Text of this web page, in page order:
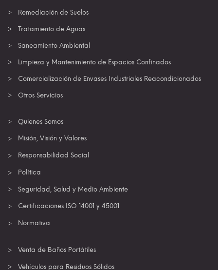
Remediación de Suelos
Tratamiento de Aguas
Saneamiento Ambiental
Limpieza y Mantenimiento de Espacios Confinados
Comercialización de Envases Industriales Reacondicionados
Otros Servicios
Quienes Somos
Misión, Visión y Valores
Responsabilidad Social
Política
Seguridad, Salud y Medio Ambiente
Certificaciones ISO 14001 y 45001
Normativa
Venta de Baños Portátiles
Vehículos para Residuos Sólidos